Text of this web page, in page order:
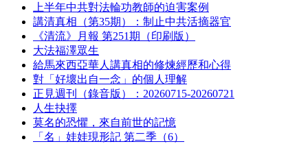
上半年中共對法輪功教師的迫害案例
講清真相（第35期）：制止中共活摘器官
《清流》月報 第251期（印刷版）
大法福澤眾生
給馬來西亞華人講真相的修煉經歷和心得
對「好壞出自一念」的個人理解
正見週刊（錄音版）：20260715-20260721
人生抉擇
莫名的恐懼，來自前世的記憶
「名」娃娃現形記 第二季（6）